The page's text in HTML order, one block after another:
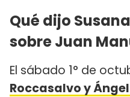
Qué dijo
sobre Juan
El sábado 1° de
Roccasalvo y